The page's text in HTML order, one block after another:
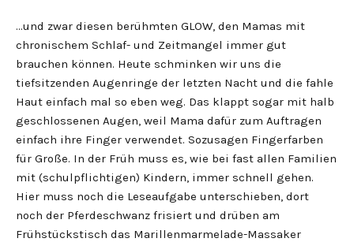
…und zwar diesen berühmten GLOW, den Mamas mit
chronischem Schlaf- und Zeitmangel immer gut
brauchen können. Heute schminken wir uns die
tiefsitzenden Augenringe der letzten Nacht und die fahle
Haut einfach mal so eben weg. Das klappt sogar mit halb
geschlossenen Augen, weil Mama dafür zum Auftragen
einfach ihre Finger verwendet. Sozusagen Fingerfarben
für Große. In der Früh muss es, wie bei fast allen Familien
mit (schulpflichtigen) Kindern, immer schnell gehen.
Hier muss noch die Leseaufgabe unterschieben, dort
noch der Pferdeschwanz frisiert und drüben am
Frühstückstisch das Marillenmarmelade-Massaker